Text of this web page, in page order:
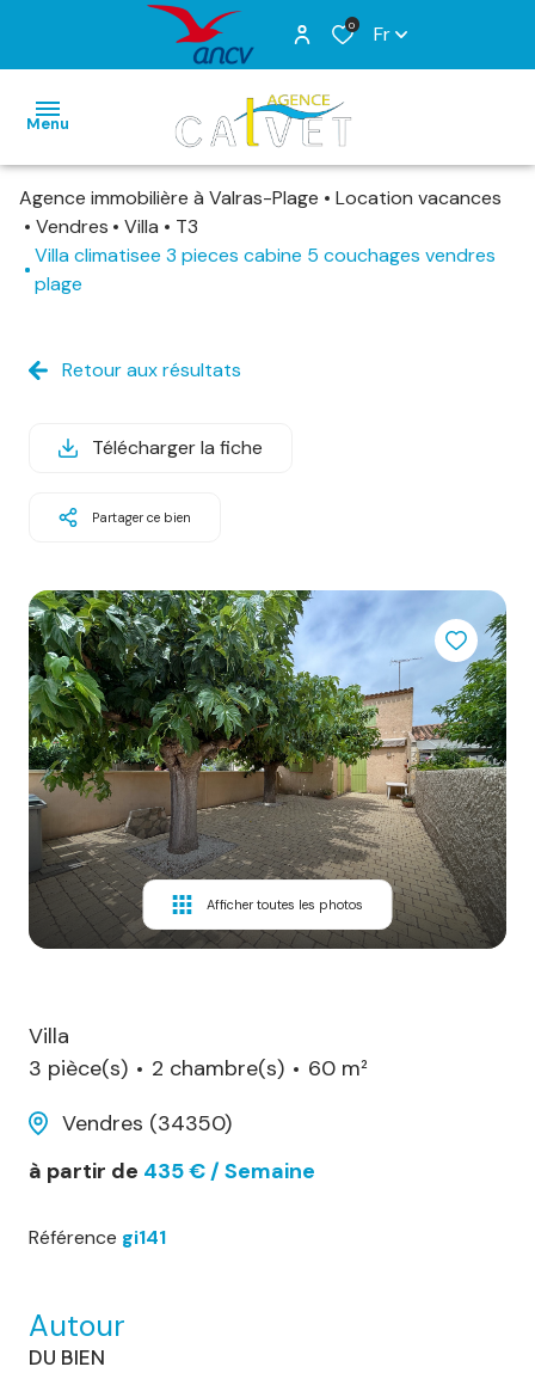
0 Fr
Menu
ACCUEIL
VENTES
ESTIMATION
E-MAIL
Agence immobilière à Valras-Plage
Location vacances
Vendres
Villa
T3
Villa climatisee 3 pieces cabine 5 couchages vendres
plage
Retour aux résultats
Télécharger la fiche
Partager ce bien
Afficher toutes les photos
Villa
3 pièce(s)
2 chambre(s)
60 m²
Vendres (34350)
à partir de 435 € / Semaine
Référence gi141
Autour
DU BIEN